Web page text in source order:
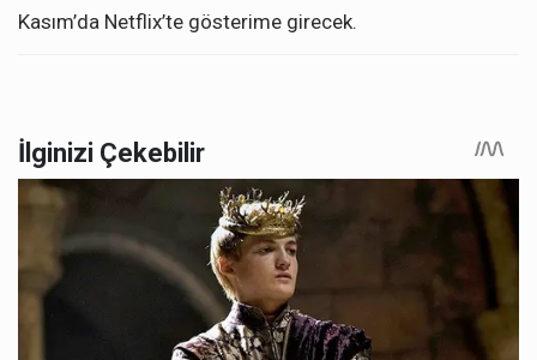
Kasım’da Netflix’te gösterime girecek.